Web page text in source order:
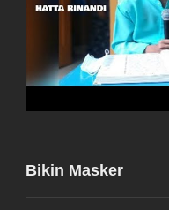
Bikin Masker